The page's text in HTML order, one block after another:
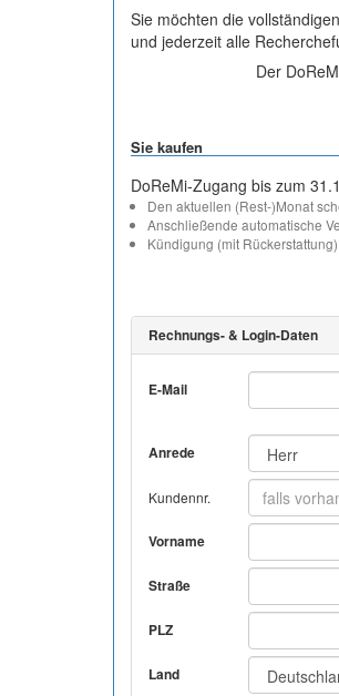
Sie möchten die
und jederzeit alle
Der
Sie kaufen
DoReMi-Zugang bis zum
Den aktuellen (Rest-)Monat
Anschließende automatische
Kündigung (mit
Rechnungs- & Login-Daten
E-Mail
Anrede
Kundennr.
Vorname
Straße
PLZ
Land